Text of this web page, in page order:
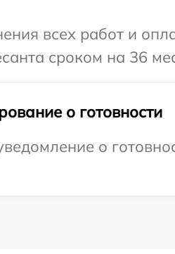
всех работ и
сроком на 36
о готовности
о